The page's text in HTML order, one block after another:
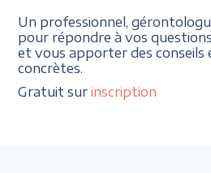
Un professionnel,
pour répondre à vos
et vous apporter des conseils
concrètes.
Gratuit surinscription